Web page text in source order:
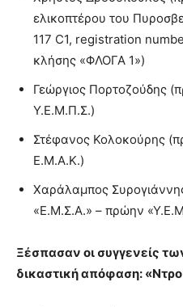
ελικοπτέρου του
117 C1, registration
κλήσης «ΦΛΟΓΑ 1»)
Γεώργιος Πορτοζούδης
Υ.Ε.Μ.Π.Σ.)
Στέφανος Κολοκούρης
Ε.Μ.Α.Κ.)
Χαράλαμπος
«Ε.Μ.Σ.Α.» – πρώην
Ξέσπασαν οι συγγενείς
δικαστική απόφαση: